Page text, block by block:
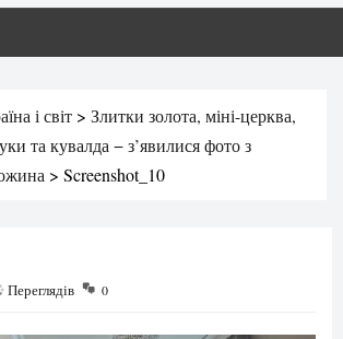
і світ > Злитки золота, міні-церква,
та кувалда − з’явилися фото з
> Screenshot_10
Переглядів 0